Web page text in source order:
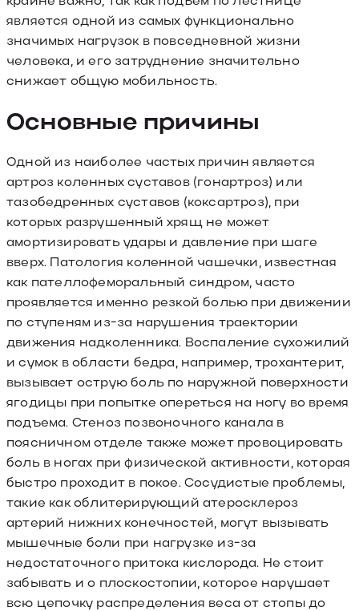
является одной из самых функционально
значимых нагрузок в повседневной жизни
человека, и его затруднение значительно
снижает общую мобильность.
Основные причины
Одной из наиболее частых причин является
артроз коленных суставов (гонартроз) или
тазобедренных суставов (коксартроз), при
которых разрушенный хрящ не может
амортизировать удары и давление при шаге
вверх. Патология коленной чашечки, известная
как пателлофеморальный синдром, часто
проявляется именно резкой болью при движении
по ступеням из-за нарушения траектории
движения надколенника. Воспаление сухожилий
и сумок в области бедра, например, трохантерит,
вызывает острую боль по наружной поверхности
ягодицы при попытке опереться на ногу во время
подъема. Стеноз позвоночного канала в
поясничном отделе также может провоцировать
боль в ногах при физической активности, которая
быстро проходит в покое. Сосудистые проблемы,
такие как облитерирующий атеросклероз
артерий нижних конечностей, могут вызывать
мышечные боли при нагрузке из-за
недостаточного притока кислорода. Не стоит
забывать и о плоскостопии, которое нарушает
всю цепочку распределения веса от стопы до